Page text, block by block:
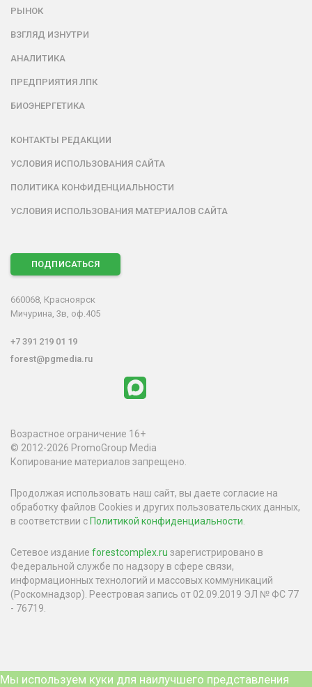
РЫНОК
ВЗГЛЯД ИЗНУТРИ
АНАЛИТИКА
ПРЕДПРИЯТИЯ ЛПК
БИОЭНЕРГЕТИКА
КОНТАКТЫ РЕДАКЦИИ
УСЛОВИЯ ИСПОЛЬЗОВАНИЯ САЙТА
ПОЛИТИКА КОНФИДЕНЦИАЛЬНОСТИ
УСЛОВИЯ ИСПОЛЬЗОВАНИЯ МАТЕРИАЛОВ САЙТА
ПОДПИСАТЬСЯ
660068, Красноярск
Мичурина, 3в, оф.405
+7 391 219 01 19
forest@pgmedia.ru
Возрастное ограничение 16+
© 2012-2026 PromoGroup Media
Копирование материалов запрещено.
Продолжая использовать наш сайт, вы даете согласие на
обработку файлов Cookies и других пользовательских данных,
в соответствии с Политикой конфиденциальности.
Сетевое издание forestcomplex.ru зарегистрировано в
Федеральной службе по надзору в сфере связи,
информационных технологий и массовых коммуникаций
(Роскомнадзор). Реестровая запись от 02.09.2019 ЭЛ № ФС 77
- 76719.
Мы используем куки для наилучшего представления